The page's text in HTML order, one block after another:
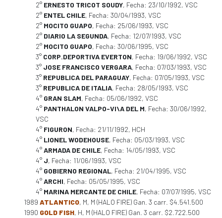
2° ERNESTO TRICOT SOUDY, Fecha: 23/10/1992, VSC
2° ENTEL CHILE, Fecha: 30/04/1993, VSC
2° MOCITO GUAPO, Fecha: 25/06/1993, VSC
2° DIARIO LA SEGUNDA, Fecha: 12/07/1993, VSC
2° MOCITO GUAPO, Fecha: 30/06/1995, VSC
3° CORP.DEPORTIVA EVERTON, Fecha: 19/06/1992, VSC
3° JOSE FRANCISCO VERGARA, Fecha: 07/03/1993, VSC
3° REPUBLICA DEL PARAGUAY, Fecha: 07/05/1993, VSC
3° REPUBLICA DE ITALIA, Fecha: 28/05/1993, VSC
4° GRAN SLAM, Fecha: 05/06/1992, VSC
4° PANTHALON VALPO-VI\A DEL M, Fecha: 30/06/1992,
VSC
4° FIGURON, Fecha: 21/11/1992, HCH
4° LIONEL WODEHOUSE, Fecha: 05/03/1993, VSC
4°ARMADA DE CHILE, Fecha: 14/05/1993, VSC
4° J, Fecha: 11/06/1993, VSC
4° GOBIERNO REGIONAL, Fecha: 21/04/1995, VSC
4°ARCHI, Fecha: 05/05/1995, VSC
4° MARINA MERCANTE DE CHILE, Fecha: 07/07/1995, VSC
1989 ATLANTICO, M, M (HALO FIRE) Gan. 3 carr. $4.541.500
1990 GOLD FISH, H, M (HALO FIRE) Gan. 3 carr. $2.722.500